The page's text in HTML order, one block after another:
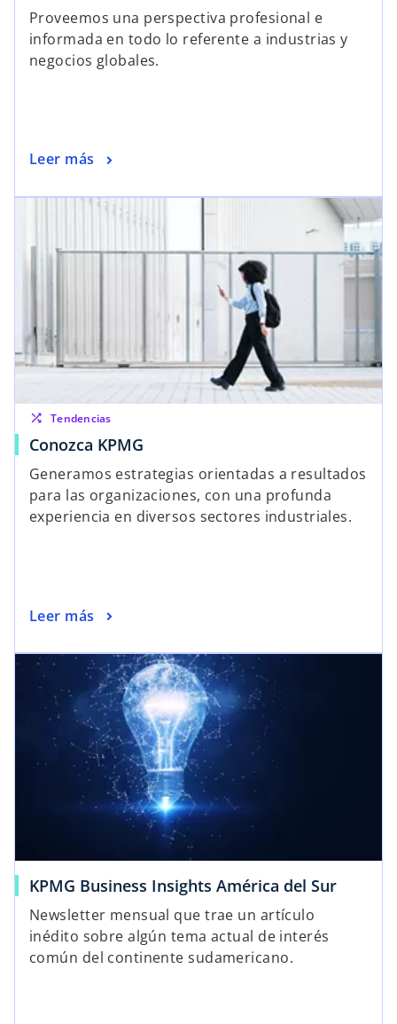
Proveemos una perspectiva profesional e
informada en todo lo referente a industrias y
negocios globales.
Leer más
shuffle Tendencias
Conozca KPMG
Generamos estrategias orientadas a resultados
para las organizaciones, con una profunda
experiencia en diversos sectores industriales.
Leer más
KPMG Business Insights América del Sur
Newsletter mensual que trae un artículo
inédito sobre algún tema actual de interés
común del continente sudamericano.